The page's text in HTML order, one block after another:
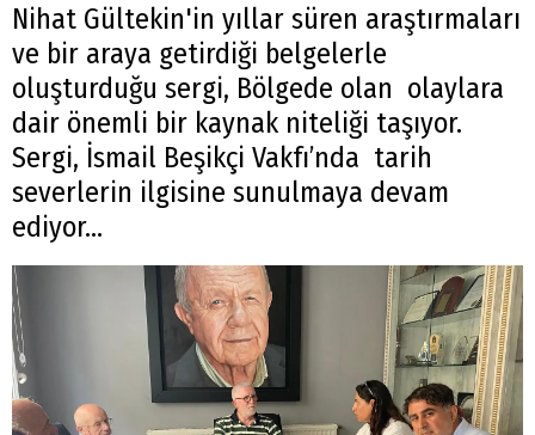
Nihat Gültekin'in yıllar süren araştırmaları
ve bir araya getirdiği belgelerle
oluşturduğu sergi, Bölgede olan olaylara
dair önemli bir kaynak niteliği taşıyor.
Sergi, İsmail Beşikçi Vakfı’nda tarih
severlerin ilgisine sunulmaya devam
ediyor...